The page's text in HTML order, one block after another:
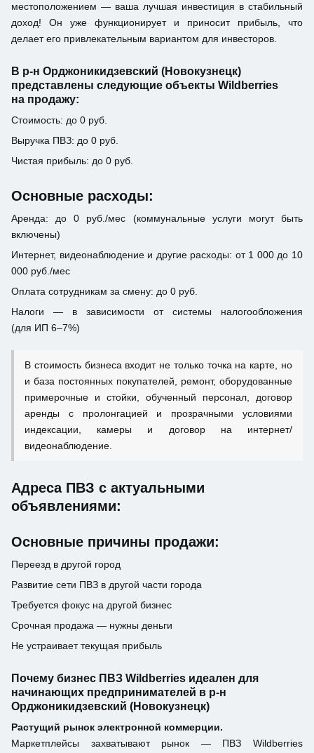
местоположением — ваша лучшая инвестиция в стабильный
доход! Он уже функционирует и приносит прибыль, что
делает его привлекательным вариантом для инвесторов.
В р-н Орджоникидзевский (Новокузнецк)
представлены следующие объекты Wildberries
на продажу:
Стоимость: до 0 руб.
Выручка ПВЗ: до 0 руб.
Чистая прибыль: до 0 руб.
Основные расходы:
Аренда: до 0 руб./мес (коммунальные услуги могут быть
включены)
Интернет, видеонаблюдение и другие расходы: от 1 000 до 10
000 руб./мес
Оплата сотрудникам за смену: до 0 руб.
Налоги — в зависимости от системы налогообложения
(для ИП 6–7%)
В стоимость бизнеса входит не только точка на карте, но
и база постоянных покупателей, ремонт, оборудованные
примерочные и стойки, обученный персонал, договор
аренды с пролонгацией и прозрачными условиями
индексации, камеры и договор на интернет/
видеонаблюдение.
Адреса ПВЗ с актуальными
объявлениями:
Основные причины продажи:
Переезд в другой город
Развитие сети ПВЗ в другой части города
Требуется фокус на другой бизнес
Срочная продажа — нужны деньги
Не устраивает текущая прибыль
Почему бизнес ПВЗ Wildberries идеален для
начинающих предпринимателей в р-н
Орджоникидзевский (Новокузнецк)
Растущий рынок электронной коммерции.
Маркетплейсы захватывают рынок — ПВЗ Wildberries